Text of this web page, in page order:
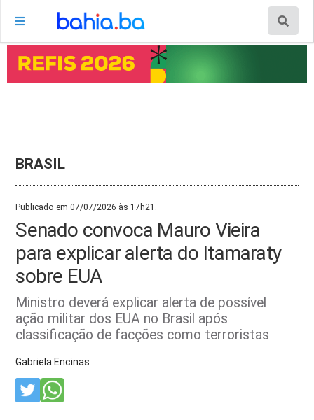
BRASIL
Publicado em 07/07/2026 às 17h21.
Senado convoca Mauro Vieira
para explicar alerta do Itamaraty
sobre EUA
Ministro deverá explicar alerta de possível
ação militar dos EUA no Brasil após
classificação de facções como terroristas
Gabriela Encinas